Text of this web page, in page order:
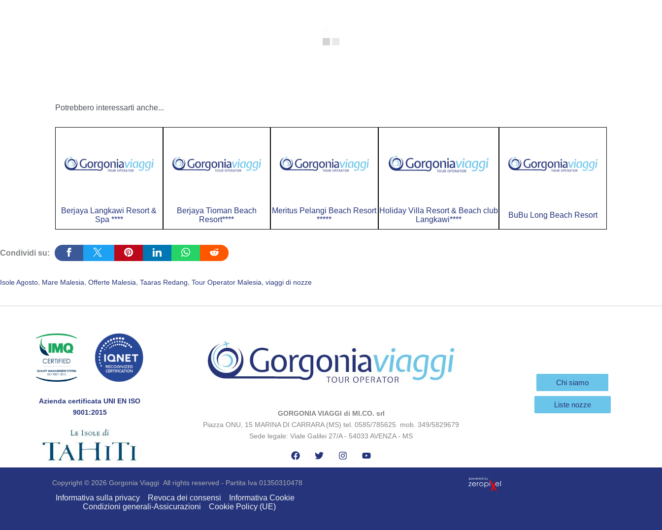
Potrebbero interessarti anche...
Berjaya Langkawi Resort &
Spa ****
Berjaya Tioman Beach
Resort****
Meritus Pelangi Beach Resort
*****
Holiday Villa Resort & Beach club
Langkawi****
BuBu Long Beach Resort
Condividi su:
Isole Agosto, Mare Malesia, Offerte Malesia, Taaras Redang, Tour Operator Malesia, viaggi di nozze
Azienda certificata UNI EN ISO
9001:2015
GORGONIA VIAGGI di MI.CO. srl
Piazza ONU, 15 MARINA DI CARRARA (MS) tel. 0585/785625 mob. 349/5829679
Sede legale: Viale Galilei 27/A - 54033 AVENZA - MS
Chi siamo
Liste nozze
Copyright © 2026 Gorgonia Viaggi All rights reserved - Partita Iva 01350310478
Informativa sulla privacy Revoca dei consensi
Informativa Cookie
Condizioni generali-Assicurazioni
Cookie Policy (UE)